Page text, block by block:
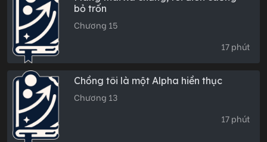
bỏ trốn
Chương 15
17 phút
Chồng tôi là một Alpha hiền thục
Chương 13
17 phút